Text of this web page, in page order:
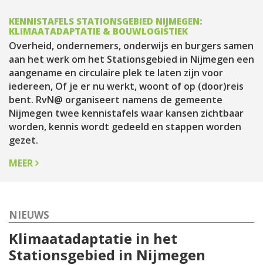
KENNISTAFELS STATIONSGEBIED NIJMEGEN:
KLIMAATADAPTATIE & BOUWLOGISTIEK
Overheid, ondernemers, onderwijs en burgers samen
aan het werk om het Stationsgebied in Nijmegen een
aangename en circulaire plek te laten zijn voor
iedereen, Of je er nu werkt, woont of op (door)reis
bent. RvN@ organiseert namens de gemeente
Nijmegen twee kennistafels waar kansen zichtbaar
worden, kennis wordt gedeeld en stappen worden
gezet.
MEER
NIEUWS
Klimaatadaptatie in het
Stationsgebied in Nijmegen